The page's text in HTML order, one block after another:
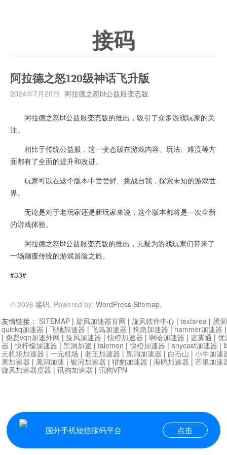
接码
阿拉德之怒120级神话飞升版
2024年7月20日 阿拉德之怒bt公益服变态版
阿拉德之怒bt公益服变态版的推出，吸引了众多游戏玩家的关
注。
相比于传统公益服，这一变态版在游戏内容、玩法、难度等方
面都有了全面的提升和改进。
玩家可以在这个版本中尝尝鲜、挑战自我，探索未知的游戏世
界。
无论是对于老玩家还是新玩家来说，这个版本都将是一次全新
的游戏体验。
阿拉德之怒bt公益服变态版的推出，无疑为游戏玩家们带来了
一场颠覆传统的游戏冒险之旅。
#33#
© 2026 接码. Powered by: WordPress.Sitemap.
国外手机短信接码平台 点击
友情链接： SITEMAP | 旋风加速器官网 | 旋风软件中心 | textarea | 黑
quickq加速器 | 飞驰加速器 | 飞鸟加速器 | 狗急加速器 | hammer加速器
| 免费vqn加速外网 | 旋风加速器 |快橙加速器 | 啊哈加速器 | 迷雾通 | 优
器 |快柠檬加速器 | 黑洞加速 | falemon |快橙加速器 | anycast加速器 |
元机场加速器 | 一元机场 | 老王加速器 | 黑洞加速器 | 白石山 | 小牛加速
果加速器 | 黑洞加速 | 银河加速器 | 猎豹加速器 | 海鸥加速器 | 芒果加速
旋风加速器度器 | 讯狗加速器 | 讯狗VPN